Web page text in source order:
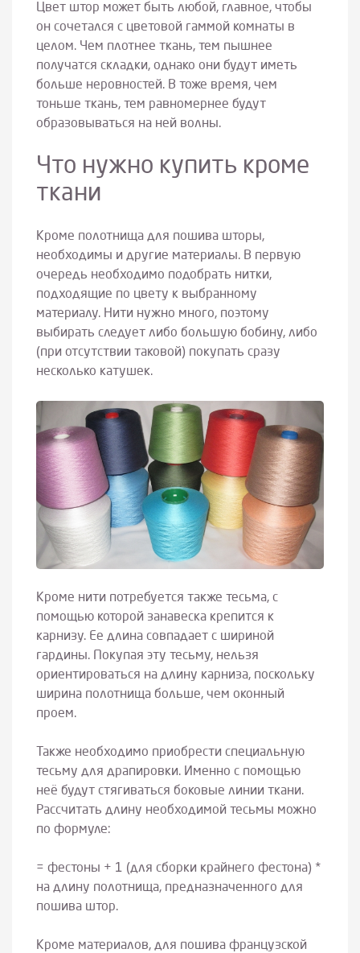
Цвет штор может быть любой, главное, чтобы
он сочетался с цветовой гаммой комнаты в
целом. Чем плотнее ткань, тем пышнее
получатся складки, однако они будут иметь
больше неровностей. В тоже время, чем
тоньше ткань, тем равномернее будут
образовываться на ней волны.
Что нужно купить кроме
ткани
Кроме полотнища для пошива шторы,
необходимы и другие материалы. В первую
очередь необходимо подобрать нитки,
подходящие по цвету к выбранному
материалу. Нити нужно много, поэтому
выбирать следует либо большую бобину, либо
(при отсутствии таковой) покупать сразу
несколько катушек.
Кроме нити потребуется также тесьма, с
помощью которой занавеска крепится к
карнизу. Ее длина совпадает с шириной
гардины. Покупая эту тесьму, нельзя
ориентироваться на длину карниза, поскольку
ширина полотнища больше, чем оконный
проем.
Также необходимо приобрести специальную
тесьму для драпировки. Именно с помощью
неё будут стягиваться боковые линии ткани.
Рассчитать длину необходимой тесьмы можно
по формуле:
= фестоны + 1 (для сборки крайнего фестона) *
на длину полотнища, предназначенного для
пошива штор.
Кроме материалов, для пошива французской